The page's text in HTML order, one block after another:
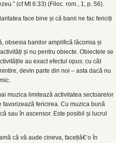
(cf Mt 6:33) (Filoc. rom., 1, p. 56).
face bine și că banii ne fac fericiți
obsesia banilor amplifică lăcomia și
și nu pentru obiecte. Obiectele se
au exact efectul opus: cu cât
devin parte din noi – asta dacă nu
muzica limitează activitatea sectoarelor
fericirea. Cu muzica bună
sau în ascensor. Este posibil și lucrul
că vă aude cineva, facețiâ€‘o în